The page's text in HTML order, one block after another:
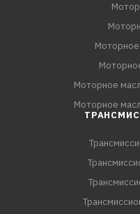
Моторное
Моторное
Моторное